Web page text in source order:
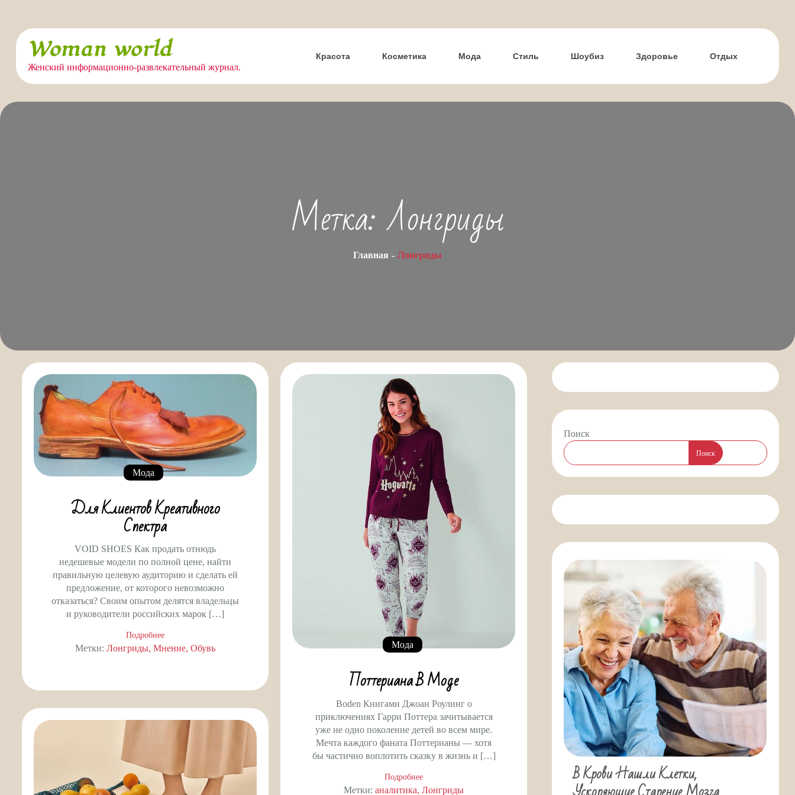
Перейти
содержимомуWoman world
Женский информационно-развлекательный журнал.
Красота Косметика Мода Стиль Шоубиз Здоровье Отдых
Метка:Лонгриды
Главная Лонгриды
Мода
Для Клиентов Креативного
Спектра
VOID SHOES Как продать отнюдь
недешевые модели по полной цене, найти
правильную целевую аудиторию и сделать ей
предложение, от которого невозможно
отказаться? Своим опытом делятся владельцы
и руководители российских марок […]
Подробнее
Метки: Лонгриды Мнение Обувь Мода
Поттериана В Моде
Boden Книгами Джоан Роулинг о
приключениях Гарри Поттера зачитывается
уже не одно поколение детей во всем мире.
Мечта каждого фаната Поттерианы — хотя
бы частично воплотить сказку в жизнь и […]
Подробнее
Метки:аналитика Лонгриды
Поиск
Поиск
В Крови Нашли Клетки,